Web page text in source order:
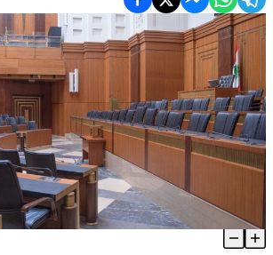
ثقافة ومجتمع
منوعات
مواقف
وليد جنبلاط
الحزب
ابحث
الأقليّة التعطيلية